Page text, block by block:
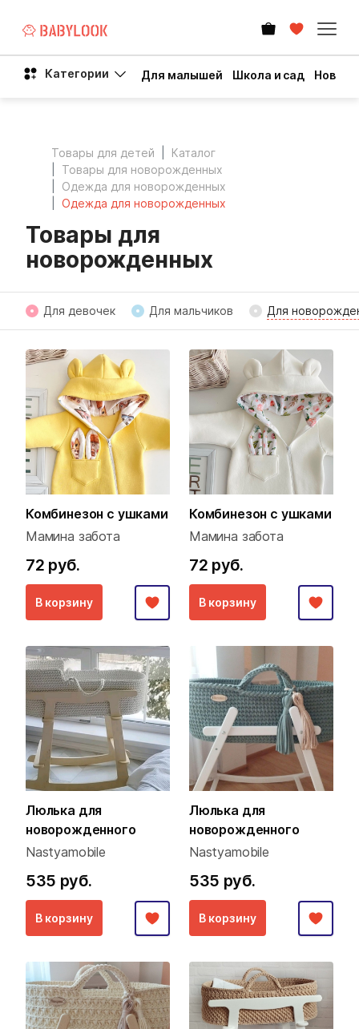
Категории Для малышей Школа и сад Новый
Товары для детей
Каталог
Товары для новорожденных
Одежда для новорожденных
Одежда для новорожденных
Товары для
новорожденных
Для девочек Для мальчиков Для
Комбинезон с ушками
Мамина забота
72 руб.
В корзину
Комбинезон с ушками
Мамина забота
72 руб.
В корзину
Люлька для
новорожденного
Nastyamobile
535 руб.
В корзину
Люлька для
новорожденного
Nastyamobile
535 руб.
В корзину